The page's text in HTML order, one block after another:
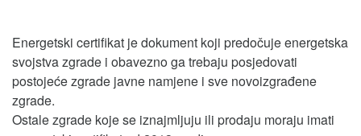
Energetski certifikat je dokument koji predočuje energetska
svojstva zgrade i obavezno ga trebaju posjedovati
postojeće zgrade javne namjene i sve novoizgrađene
zgrade.
Ostale zgrade koje se iznajmljuju ili prodaju moraju imati